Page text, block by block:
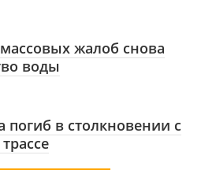
жалоб снова
воды
погиб в столкновении с